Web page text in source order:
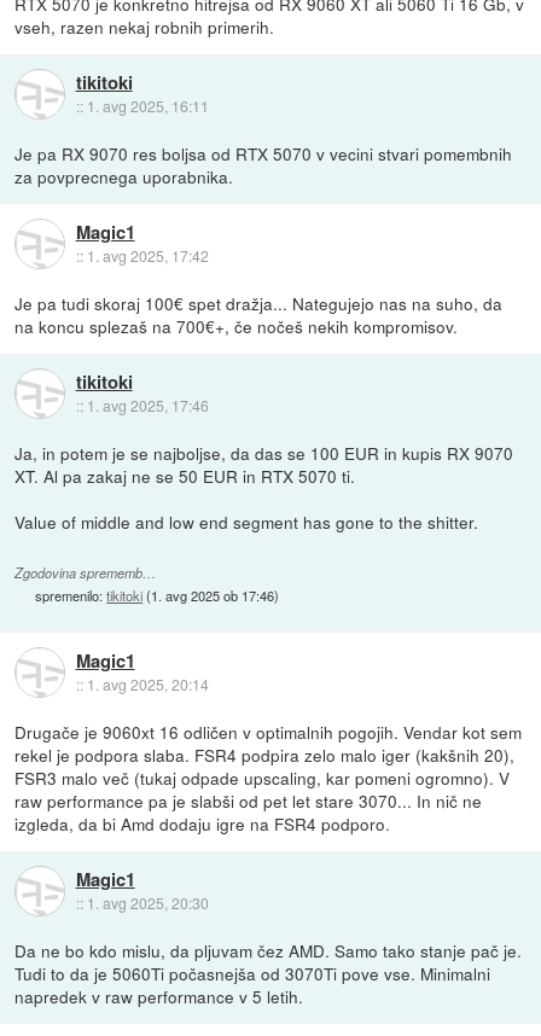
vseh, razen nekaj robnih primerih.
tikitoki
:: 1. avg 2025, 16:11
Je pa RX 9070 res boljsa od RTX 5070 v vecini stvari pomembnih
za povprecnega uporabnika.
Magic1
:: 1. avg 2025, 17:42
Je pa tudi skoraj 100€ spet dražja... Nategujejo nas na suho, da
na koncu splezaš na 700€+, če nočeš nekih kompromisov.
tikitoki
:: 1. avg 2025, 17:46
Ja, in potem je se najboljse, da das se 100 EUR in kupis RX 9070
XT. Al pa zakaj ne se 50 EUR in RTX 5070 ti.
Value of middle and low end segment has gone to the shitter.
Zgodovina sprememb…
spremenilo:tikitoki(1. avg 2025 ob 17:46)
Magic1
:: 1. avg 2025, 20:14
Drugače je 9060xt 16 odličen v optimalnih pogojih. Vendar kot sem
rekel je podpora slaba. FSR4 podpira zelo malo iger (kakšnih 20),
FSR3 malo več (tukaj odpade upscaling, kar pomeni ogromno). V
raw performance pa je slabši od pet let stare 3070... In nič ne
izgleda, da bi Amd dodaju igre na FSR4 podporo.
Magic1
:: 1. avg 2025, 20:30
Da ne bo kdo mislu, da pljuvam čez AMD. Samo tako stanje pač je.
Tudi to da je 5060Ti počasnejša od 3070Ti pove vse. Minimalni
napredek v raw performance v 5 letih.